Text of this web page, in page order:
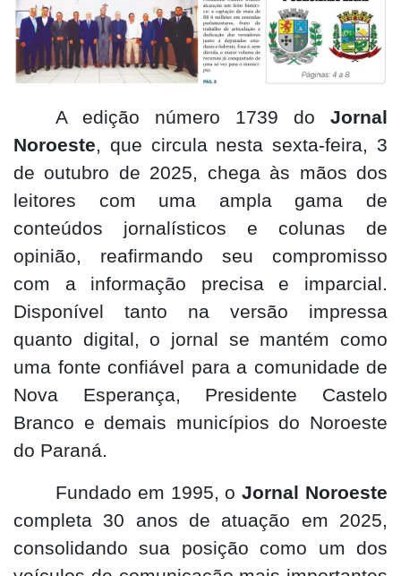
A edição número 1739 do Jornal
Noroeste, que circula nesta sexta-feira, 3
de outubro de 2025, chega às mãos dos
leitores com uma ampla gama de
conteúdos jornalísticos e colunas de
opinião, reafirmando seu compromisso
com a informação precisa e imparcial.
Disponível tanto na versão impressa
quanto digital, o jornal se mantém como
uma fonte confiável para a comunidade de
Nova Esperança, Presidente Castelo
Branco e demais municípios do Noroeste
do Paraná.
Fundado em 1995, oJornal Noroeste
completa 30 anos de atuação em 2025,
consolidando sua posição como um dos